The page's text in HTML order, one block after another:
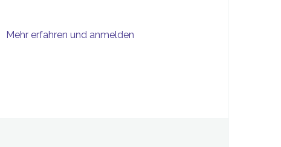
Mehr erfahren und anmelden